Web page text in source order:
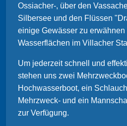
Ossiacher-, über den
Silbersee und den Flüssen
einige Gewässer zu erwähnen
Wasserflächen im Villacher
Um jederzeit schnell und
stehen uns zwei
Hochwasserboot, ein
Mehrzweck- und ein
zur Verfügung.